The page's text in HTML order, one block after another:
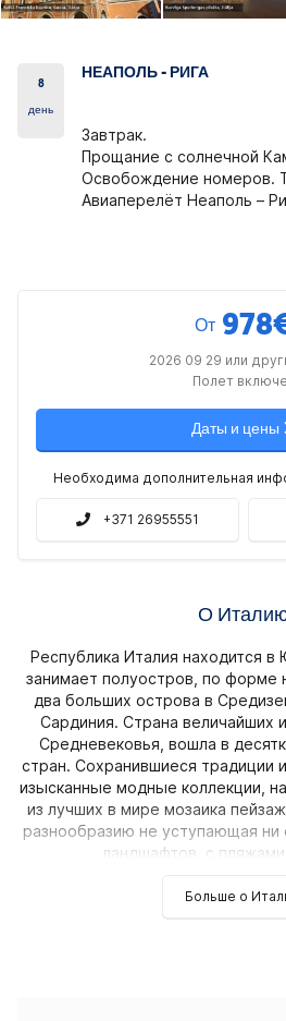
8
день
НЕАПОЛЬ - РИГА
Завтрак.
Прощание с солнечной
Освобождение номеров.
Авиаперелёт Неаполь –
От 978
2026 09 29 или
Полет
Даты и цены
Необходима дополнительная
+371 26955551
О
Республика Италия находится
занимает полуостров, по форме
два больших острова в
Сардиния. Страна величайших
Средневековья, вошла в
стран. Сохранившиеся традиции
изысканные модные коллекции,
из лучших в мире мозаика
разнообразию не уступающая ни
ландшафтов, с
Больше о